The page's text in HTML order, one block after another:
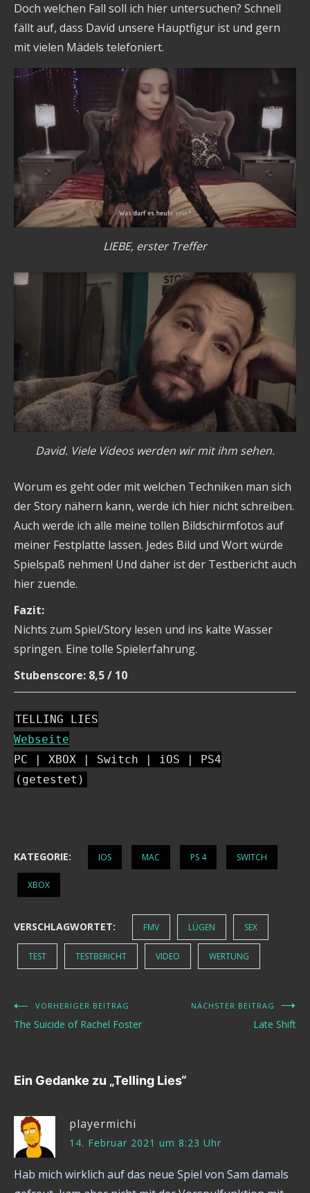
Doch welchen Fall soll ich hier untersuchen? Schnell
fällt auf, dass David unsere Hauptfigur ist und gern
mit vielen Mädels telefoniert.
LIEBE, erster Treffer
David. Viele Videos werden wir mit ihm sehen.
Worum es geht oder mit welchen Techniken man sich
der Story nähern kann, werde ich hier nicht schreiben.
Auch werde ich alle meine tollen Bildschirmfotos auf
meiner Festplatte lassen. Jedes Bild und Wort würde
Spielspaß nehmen! Und daher ist der Testbericht auch
hier zuende.
Fazit:
Nichts zum Spiel/Story lesen und ins kalte Wasser
springen. Eine tolle Spielerfahrung.
Stubenscore: 8,5 / 10
TELLING LIES
Webseite
PC | XBOX | Switch | iOS | PS4
(getestet)
KATEGORIE: IOS MAC PS 4 SWITCH
XBOX
VERSCHLAGWORTET: FMV LÜGEN SEX
TEST TESTBERICHT VIDEO WERTUNG
Beitragsnavigation
VORHERIGER BEITRAG
The Suicide of Rachel Foster
NÄCHSTER BEITRAG
Late Shift
Ein Gedanke zu „Telling Lies“
playermichi
14. Februar 2021 um 8:23 Uhr
Hab mich wirklich auf das neue Spiel von Sam damals